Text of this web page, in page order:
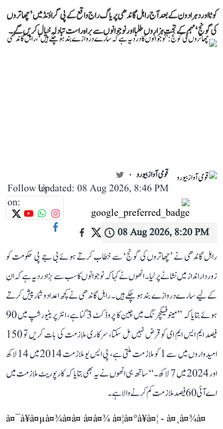
کوٹا اور دہرادون کے بعد آج راہل گاندھی پریاگ راج واقع کے پی گراؤنڈ میں ’چھاتروں
کی گونج‘ مہم کے تحت ہزاروں طلبا اور نوجوانوں سے براہ راست تبادلہ خیال کریں گے۔
قومی آواز بیورو
Updated: 08 Aug 2026, 8:46 PM
Follow us
on:
08 Aug 2026, 8:20 PM
راہل گاندھی نے ’چھاتروں کی گونج‘ سے خطاب کرتے ہوئے بی جے پی حکومت کو
زوردار انداز میں نشانے پر لیا۔ انھوں نے کہا کہ نوجوانوں کا سب سے بڑا درد یہ ہے کہ ان
کے لیے سارے دروازے بند ہو چکے ہیں۔ راہل گاندھی نے کچھ اعداد و شمار پیش کرتے
ہوئے بتایا کہ ’’مینوفیکچرنگ میں چین کا پروڈکٹ 3 گنا ہے، انٹرپرینیورشپ میں 90
فیصد ایم ایس ایم ای کو قرض نہیں مل سکتا، سرکاری ملازمت کی بات کریں تو 150
امیدواروں میں سے 1 کو ملازمت ملتی ہے، پی ایس یو ملازمت 2014 میں 14 لاکھ
اور 2024 میں 7 لاکھ۔‘‘ ساتھ ہی انھوں نے یہ بھی بتایا کہ کارپوریٹ ملازمت میں
اے آئی 60 فیصد ملازمت کم کرنے والا ہے۔
à¤¯à¥à¤µà¤¾à¤à¤ à¤à¤¾ à¤¦à¤°à¥à¤¦ - à¤¸à¤¾à¤